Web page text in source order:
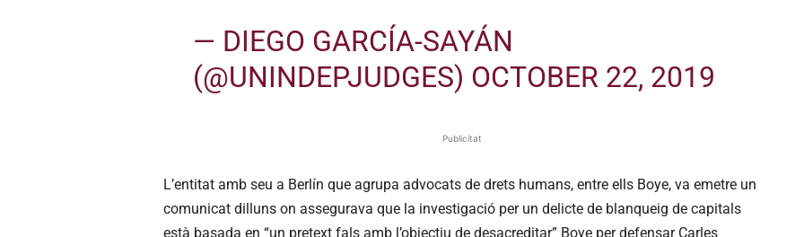
— DIEGO GARCÍA-SAYÁN
(@UNINDEPJUDGES) OCTOBER 22, 2019
Publicitat
L’entitat amb seu a Berlín que agrupa advocats de drets humans, entre ells Boye, va emetre un
comunicat dilluns on assegurava que la investigació per un delicte de blanqueig de capitals
està basada en “un pretext fals amb l’objectiu de desacreditar” Boye per defensar Carles